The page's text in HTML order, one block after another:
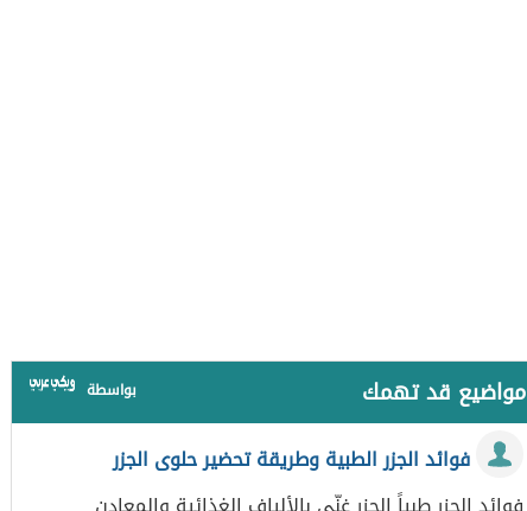
مواضيع قد تهمك بواسطة
فوائد الجزر الطبية وطريقة تحضير حلوى الجزر